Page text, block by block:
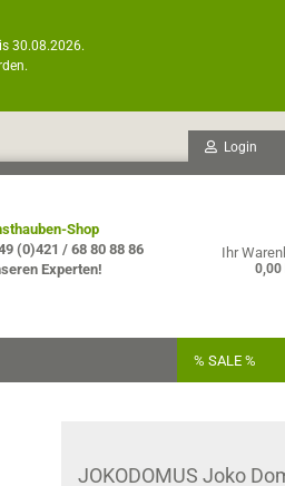
Login
Shop
(0)421 / 68 80 88 86
Experten!
Ihr
0,00
30.08.2026.
% SALE %
JOKODOMUS Joko